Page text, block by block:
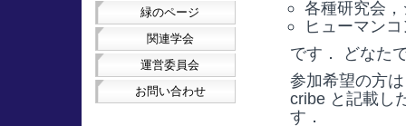
緑のページ
関連学会
運営委員会
お問い合わせ
各種研究会
ヒューマン
です． どなた
参加希望の方
cribe と記載し
す．